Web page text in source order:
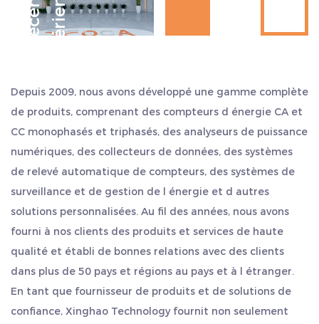
Communautés résidentielles : ce compteur
peuvent gérer de manière flexible leurs budgets
d'électricité grâce à la fonction de paiement
anticipé, éviter les arriérés de factures d'électricité
et améliorer la rapidité des paiements.
Installations publiques : dans l'éclairage public, les
systèmes de surveillance et autres installations, les
des enregistrements précis de la consommation
d'électricité, aider les services concernés à gérer
efficacement les ressources publiques et à
améliorer les niveaux de service.
L entreprise est stratégiquement située au milieu de
Hangzhou, Ningbo et Shanghai, à proximité du port d
la qualité comme notre vie et adhérons toujours au style
de travail de « sincérité et pragmatisme, persévérance,
travail d équipe et dépassement de soi ». Nous
accueillons sincèrement les clients nationaux et
étrangers pour nous rendre visite et rechercher un
développement commun et créer de l éclat.
e
Depuis 2009, nous avons développé une gamme complète
de produits, comprenant des compteurs d énergie CA et
CC monophasés et triphasés, des analyseurs de puissance
numériques, des collecteurs de données, des systèmes
de relevé automatique de compteurs, des systèmes de
surveillance et de gestion de l énergie et d autres
solutions personnalisées. Au fil des années, nous avons
fourni à nos clients des produits et services de haute
qualité et établi de bonnes relations avec des clients
dans plus de 50 pays et régions au pays et à l étranger.
En tant que fournisseur de produits et de solutions de
confiance, Xinghao Technology fournit non seulement